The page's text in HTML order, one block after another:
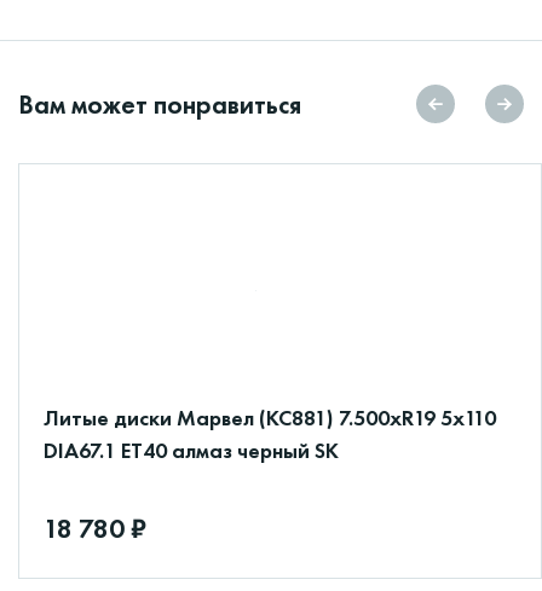
Вам может понравиться
Литые диски Марвел (КС881) 7.500xR19 5x110
DIA67.1 ET40 алмаз черный SK
18 780 ₽